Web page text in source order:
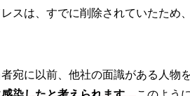
スは、すでに削除されていたた
宛に以前、他社の面識がある人物